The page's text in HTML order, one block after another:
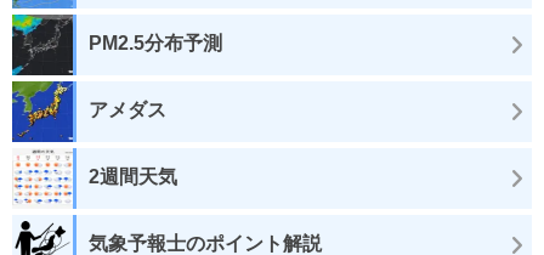
PM2.5分布予測
アメダス
2週間天気
気象予報士のポイント解説